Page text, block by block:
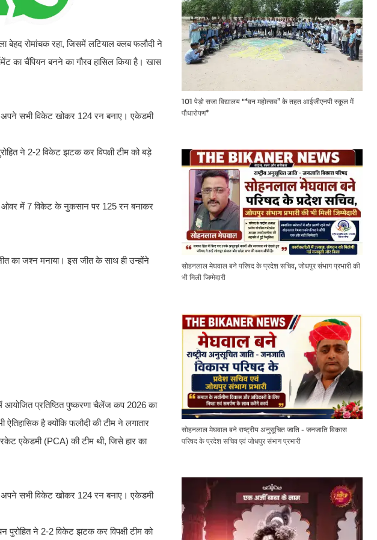
बेहद रोमांचक रहा, जिसमें लटियाल क्लब फलौदी ने
का चैंपियन बनने का गौरव हासिल किया है। खास
सभी विकेट खोकर 124 रन बनाए। एकेडमी
ने 2-2 विकेट झटक कर विपक्षी टीम को बड़े
ओवर में 7 विकेट के नुकसान पर 125 रन बनाकर
का जश्न मनाया। इस जीत के साथ ही उन्होंने
आयोजित प्रतिष्ठित पुष्करणा चैलेंज कप 2026 का
है क्योंकि फलौदी की टीम ने लगातार
एकेडमी (PCA) की टीम थी, जिसे हार का
सभी विकेट खोकर 124 रन बनाए। एकेडमी
पुरोहित ने 2-2 विकेट झटक कर विपक्षी टीम को
101 पेड़ो सजा विद्यालय "*वन महोत्सव” के तहत आईजीएनपी स्कूल में
पौधारोपण*
सोहनलाल मेघवाल बने परिषद के प्रदेश सचिव, जोधपुर संभाग प्रभारी की
भी मिली जिम्मेदारी
सोहनलाल मेघवाल बने राष्ट्रीय अनुसूचित जाति - जनजाति विकास
परिषद के प्रदेश सचिव एवं जोधपुर संभाग प्रभारी